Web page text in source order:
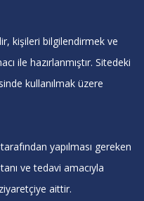
kişileri bilgilendirmek ve
ile hazırlanmıştır. Sitedeki
kullanılmak üzere
yapılması gereken
ve tedavi amacıyla
aittir.